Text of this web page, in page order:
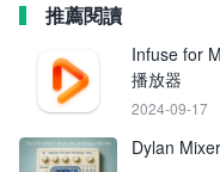
推薦閱讀
Infuse for
播放器
2024-09-17
Dylan